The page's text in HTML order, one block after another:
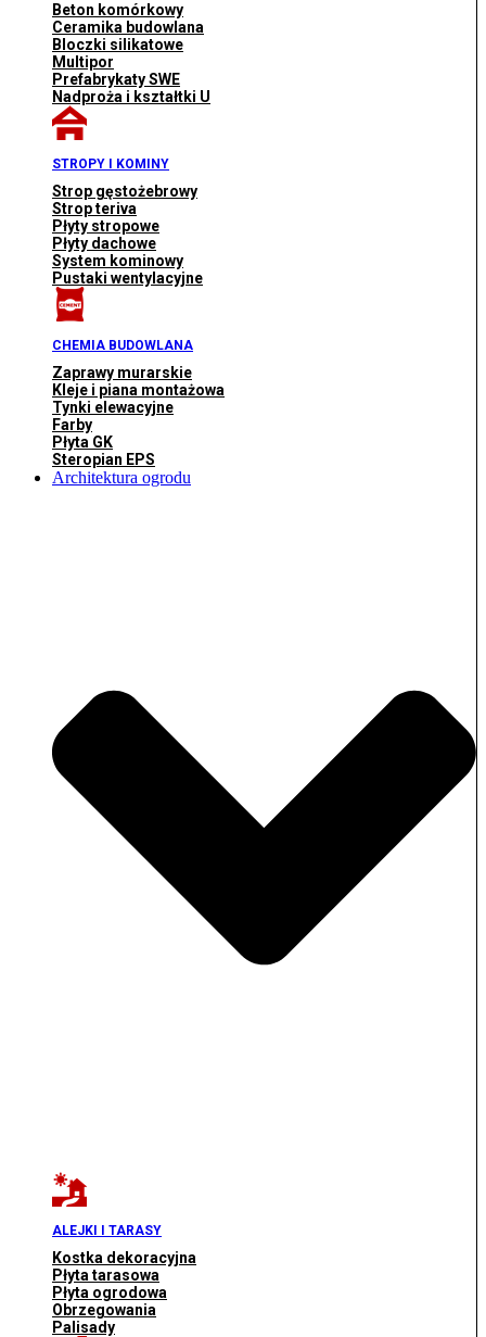
Beton komórkowy
Ceramika budowlana
Bloczki silikatowe
Multipor
Prefabrykaty SWE
Nadproża i kształtki U
STROPY I KOMINY
Strop gęstożebrowy
Strop teriva
Płyty stropowe
Płyty dachowe
System kominowy
Pustaki wentylacyjne
CHEMIA BUDOWLANA
Zaprawy murarskie
Kleje i piana montażowa
Tynki elewacyjne
Farby
Płyta GK
Steropian EPS
Architektura ogrodu
ALEJKI I TARASY
Kostka dekoracyjna
Płyta tarasowa
Płyta ogrodowa
Obrzegowania
Palisady